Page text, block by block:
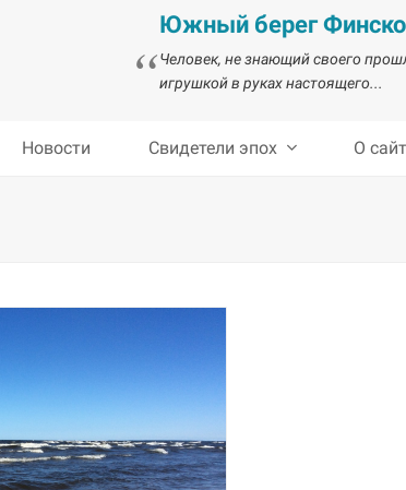
Южный берег
Человек, не знающий своего
игрушкой в руках настоящего...
Новости Свидетели эпох О